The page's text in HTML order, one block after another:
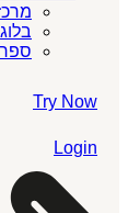
בלוג
Try Now
Login